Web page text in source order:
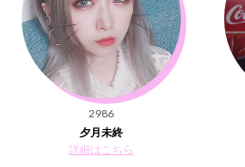
2986
夕月未終
詳細はこちら